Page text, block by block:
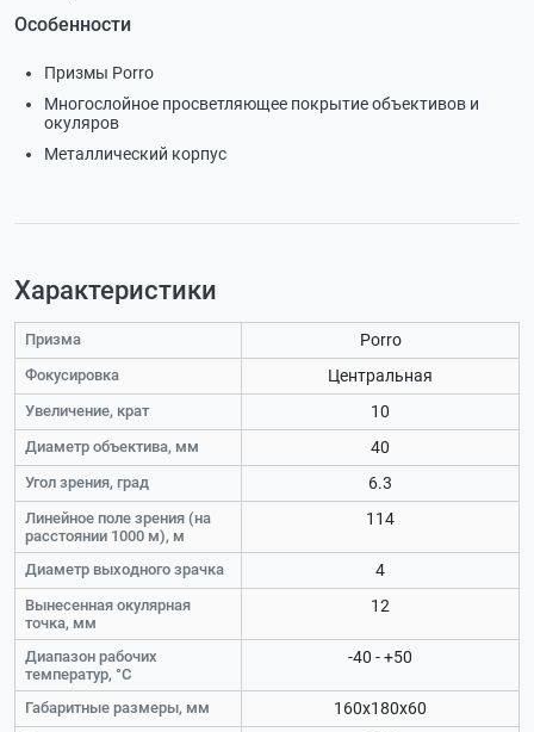
Особенности
Призмы Porro
Многослойное просветляющее покрытие объективов и
окуляров
Металлический корпус
Характеристики
Призма Porro
Фокусировка Центральная
Увеличение, крат 10
Диаметр объектива, мм 40
Угол зрения, град 6.3
Линейное поле зрения (на
расстоянии 1000 м), м
114
Диаметр выходного зрачка 4
Вынесенная окулярная
точка, мм
12
Диапазон рабочих
температур, °C
-40 - +50
Габаритные размеры, мм 160x180x60